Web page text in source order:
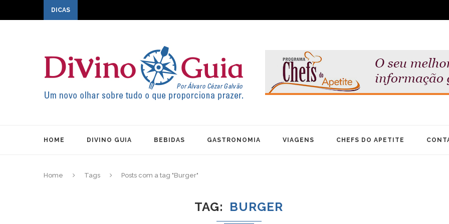
DICAS
HOME DIVINO GUIA BEBIDAS GASTRONOMIA VIAGENS CHEFS DO APETITE
Home Tags Posts com a tag "Burger"
TAG BURGER